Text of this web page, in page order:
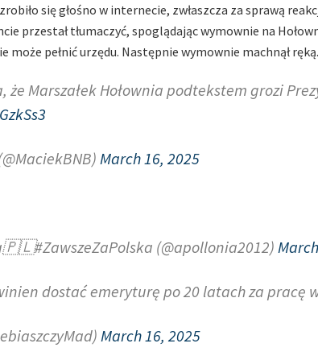
się głośno w internecie, zwłaszcza za sprawą
przestał tłumaczyć, spoglądając wymownie na
pełnić urzędu. Następnie wymownie machnął ręką.
że Marszałek Hołownia podtekstem grozi
March 16, 2025
(@apollonia2012)
dostać emeryturę po 20 latach za pracę
March 16, 2025